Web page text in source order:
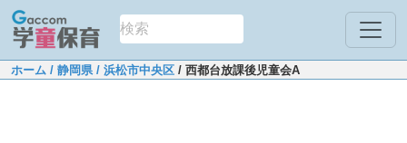
ホーム / 静岡県/ 浜松市中央区 / 西都台放課後児童会A